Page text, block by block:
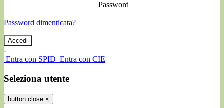
Password
Password dimenticata?
-
Entra con SPID Entra con CIE
Seleziona utente
button close ×